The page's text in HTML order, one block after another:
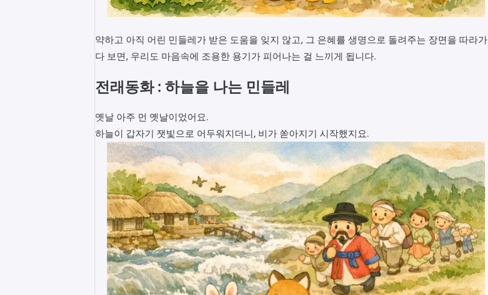
약하고 아직 어린 민들레가 받은 도움을 잊지 않고, 그 은혜를 생명으로 돌려주는 장면을 따라가
다 보면, 우리도 마음속에 조용한 용기가 피어나는 걸 느끼게 됩니다.
전래동화 : 하늘을 나는 민들레
옛날 아주 먼 옛날이었어요.
하늘이 갑자기 잿빛으로 어두워지더니, 비가 쏟아지기 시작했지요.